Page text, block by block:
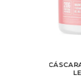
PROTEINA